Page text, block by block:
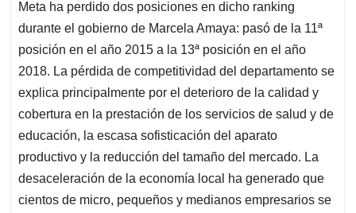
Meta ha perdido dos posiciones en dicho ranking
durante el gobierno de Marcela Amaya: pasó de la 11ª
posición en el año 2015 a la 13ª posición en el año
2018. La pérdida de competitividad del departamento se
explica principalmente por el deterioro de la calidad y
cobertura en la prestación de los servicios de salud y de
educación, la escasa sofisticación del aparato
productivo y la reducción del tamaño del mercado. La
desaceleración de la economía local ha generado que
cientos de micro, pequeños y medianos empresarios se